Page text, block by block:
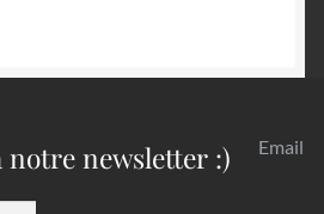
notre newsletter :) Email